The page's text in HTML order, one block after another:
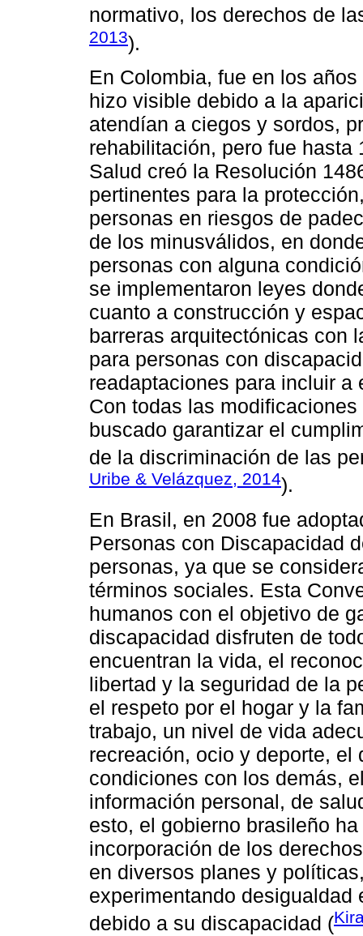
normativo, los derechos de
2013).
En Colombia, fue en los
hizo visible debido a la
atendían a ciegos y sordos,
rehabilitación, pero fue
Salud creó la Resolución
pertinentes para la
personas en riesgos de
de los minusválidos, en
personas con alguna
se implementaron leyes
cuanto a construcción y
barreras arquitectónicas con
para personas con
readaptaciones para incluir
Con todas las
buscado garantizar el
de la discriminación de las
Uribe & Velázquez, 2014).
En Brasil, en 2008 fue
Personas con Discapacidad
personas, ya que se
términos sociales. Esta
humanos con el objetivo de
discapacidad disfruten de
encuentran la vida, el
libertad y la seguridad de la
el respeto por el hogar y la
trabajo, un nivel de vida
recreación, ocio y deporte, el
condiciones con los demás,
información personal, de
esto, el gobierno brasileño
incorporación de los
en diversos planes y
experimentando
debido a su discapacidad (